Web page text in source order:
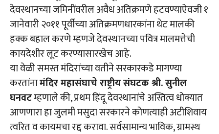
देवस्थानच्या जमिनींवरील अवैध अतिक्रमणे हटवण्याऐवजी १
जानेवारी २०११ पूर्वीच्या अतिक्रमणधारकांना थेट मालकी
हक्क बहाल करणे म्हणजे देवस्थानच्या पवित्र मालमत्तेची
कायदेशीर लूट करण्यासारखेच आहे.
या वेळी समस्त मंदिरांच्या वतीने सरकारकडे मागण्या
करतांनामंदिर महासंघाचे राष्ट्रीय संघटक श्री. सुनील
घनवटम्हणाले की, प्रथम हिंदू देवस्थानांचे अस्तित्व धोक्यात
आणणारा हा जुलमी मसुदा सरकारने कोणत्याही अटीशिवाय
त्वरित व कायमचा रद्द करावा. सर्वसामान्य भाविक, ग्रामस्थ